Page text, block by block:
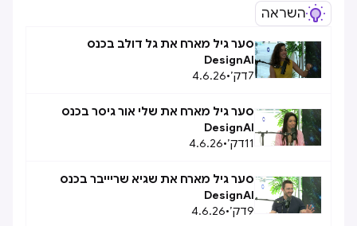
השראה
סער גיל מארח את גל דולב בכנס
DesignAI
7דק׳•
4.6.26
סער גיל מארח את שלי אור גיסר בכנס
DesignAI
11דק׳•
4.6.26
סער גיל מארח את שגיא שריייבר בכנס
DesignAI
9דק׳•
4.6.26